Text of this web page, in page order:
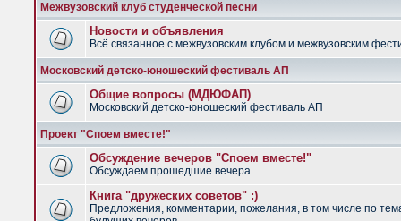
Межвузовский клуб студенческой песни
Новости и объявления
Всё связанное с межвузовским клубом и межвузовским
Московский детско-юношеский фестиваль АП
Общие вопросы (МДЮФАП)
Московский детско-юношеский фестиваль АП
Проект "Споем вместе!"
Обсуждение вечеров "Споем вместе!"
Обсуждаем прошедшие вечера
Книга "дружеских советов" :)
Предложения, комментарии, пожелания, в том числе по